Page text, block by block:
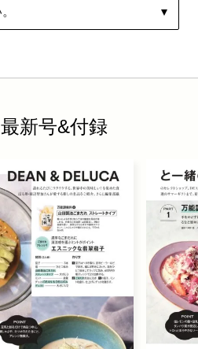
新号&付録